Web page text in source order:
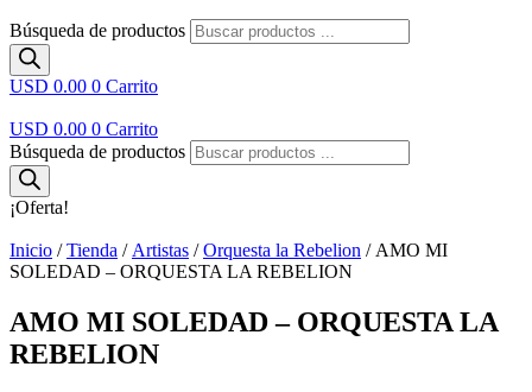
Búsqueda de productos
USD 0.00 0 Carrito
USD 0.00 0 Carrito
Búsqueda de productos
¡Oferta!
Inicio /Tienda / Artistas /Orquesta la Rebelion / AMO MI
SOLEDAD – ORQUESTA LA REBELION
AMO MI SOLEDAD – ORQUESTA LA
REBELION